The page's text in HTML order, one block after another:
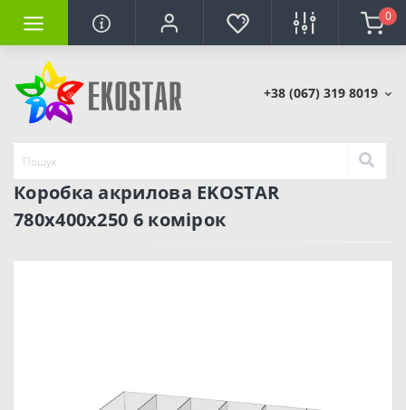
0
+38 (067) 319 8019
Коробка акрилова EKOSTAR
780х400х250 6 комірок